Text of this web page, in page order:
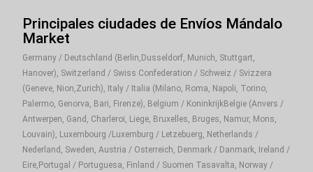
Principales ciudades de Envíos Mándalo
Market
Germany / Deutschland (Berlin,Dusseldorf, Munich, Stuttgart,
Hanover), Switzerland / Swiss Confederation / Schweiz / Svizzera
(Geneve, Nion,Zurich), Italy / Italia (Milano, Roma, Napoli, Torino,
Palermo, Genorva, Bari, Firenze), Belgium / KoninkrijkBelgie (Anvers /
Antwerpen, Gand, Charleroi, Liege, Bruxelles, Bruges, Namur, Mons,
Louvain), Luxembourg /Luxemburg / Letzebuerg, Netherlands /
Nederland, Sweden, Austria / Osterreich, Denmark / Danmark, Ireland /
Eire,Portugal / Portuguesa, Finland / Suomen Tasavalta, Norway /